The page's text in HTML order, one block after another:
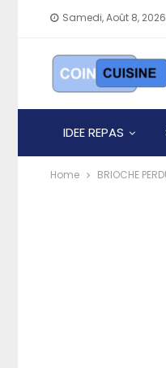
Samedi, Août 8, 2026
IDEE REPAS
Home BRIOCHE